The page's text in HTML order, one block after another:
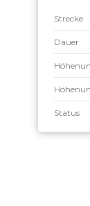
Strecke
Dauer
Status